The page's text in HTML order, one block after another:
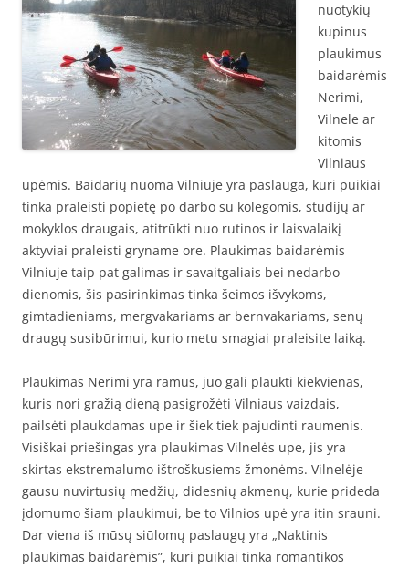
nuotykių
kupinus
plaukimus
baidarėmis
Nerimi,
Vilnele ar
kitomis
Vilniaus
upėmis. Baidarių nuoma Vilniuje yra paslauga, kuri puikiai
tinka praleisti popietę po darbo su kolegomis, studijų ar
mokyklos draugais, atitrūkti nuo rutinos ir laisvalaikį
aktyviai praleisti gryname ore. Plaukimas baidarėmis
Vilniuje taip pat galimas ir savaitgaliais bei nedarbo
dienomis, šis pasirinkimas tinka šeimos išvykoms,
gimtadieniams, mergvakariams ar bernvakariams, senų
draugų susibūrimui, kurio metu smagiai praleisite laiką.
Plaukimas Nerimi yra ramus, juo gali plaukti kiekvienas,
kuris nori gražią dieną pasigrožėti Vilniaus vaizdais,
pailsėti plaukdamas upe ir šiek tiek pajudinti raumenis.
Visiškai priešingas yra plaukimas Vilnelės upe, jis yra
skirtas ekstremalumo ištroškusiems žmonėms. Vilnelėje
gausu nuvirtusių medžių, didesnių akmenų, kurie prideda
įdomumo šiam plaukimui, be to Vilnios upė yra itin srauni.
Dar viena iš mūsų siūlomų paslaugų yra „Naktinis
plaukimas baidarėmis”, kuri puikiai tinka romantikos